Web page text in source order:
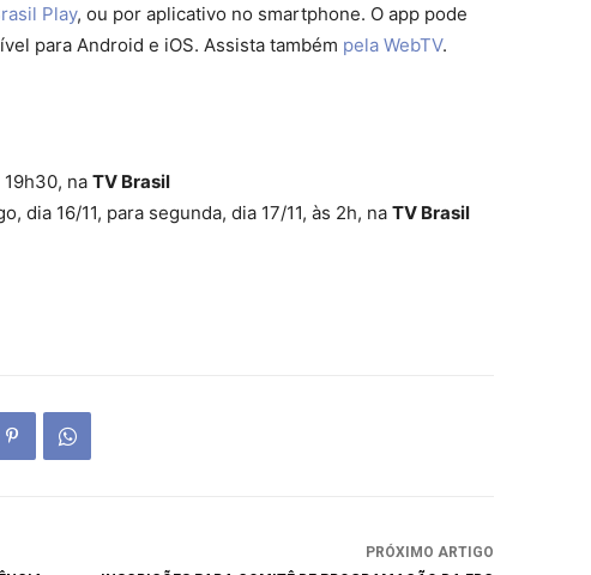
Play, ou por aplicativo no smartphone. O app pode
para Android e iOS. Assista também pela WebTV.
19h30, na TV Brasil
dia 16/11, para segunda, dia 17/11, às 2h, na TV Brasil
PRÓXIMO ARTIGO